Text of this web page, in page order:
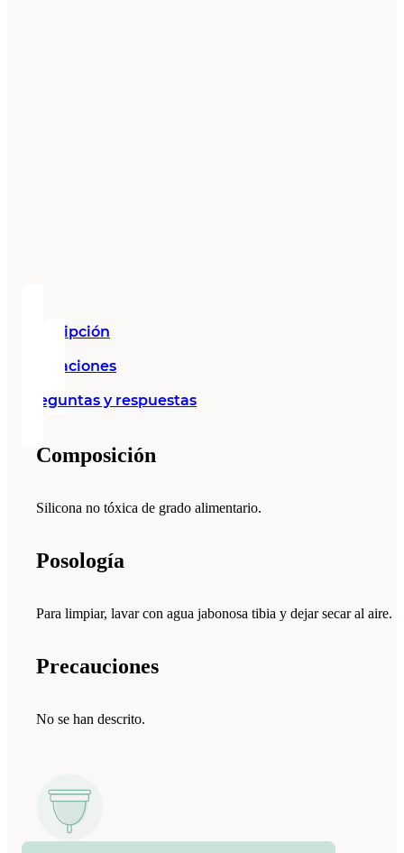
Descripción
Valoraciones
Preguntas y respuestas
Composición
Silicona no tóxica de grado alimentario.
Posología
Para limpiar, lavar con agua jabonosa tibia y dejar secar al aire.
Precauciones
No se han descrito.